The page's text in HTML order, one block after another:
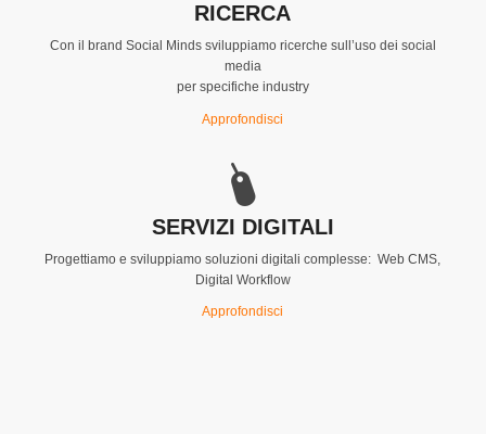
RICERCA
Con il brand Social Minds sviluppiamo ricerche sull’uso dei social
media
per specifiche industry
Approfondisci
SERVIZI DIGITALI
Progettiamo e sviluppiamo soluzioni digitali complesse: Web CMS,
Digital Workflow
Approfondisci